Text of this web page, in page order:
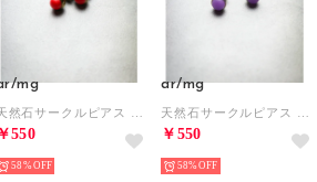
mg
￥550
58%
ar/mg
￥550
58%